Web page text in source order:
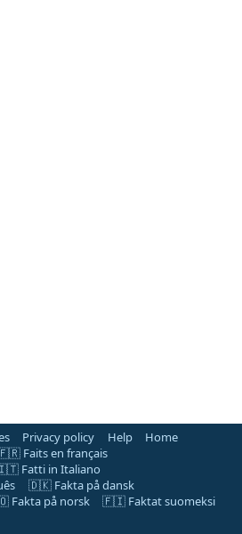
Privacy policy Help
Home
Faits en français
Fatti in Italiano
🇩🇰 Fakta på dansk
Fakta på norsk
🇫🇮 Faktat suomeksi